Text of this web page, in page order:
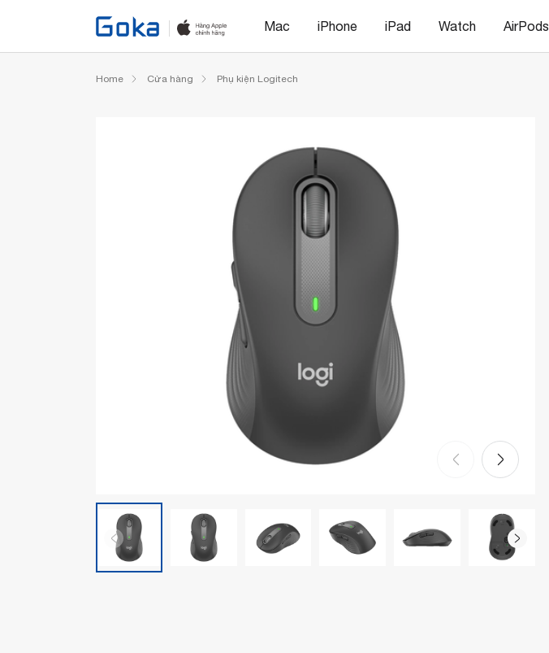
Mac iPhone iPad Watch AirPods
Home Cửa hàng Phụ kiện Logitech